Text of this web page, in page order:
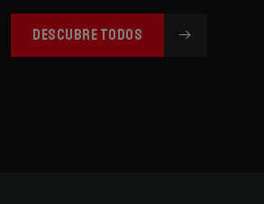
DESCUBRE TODOS